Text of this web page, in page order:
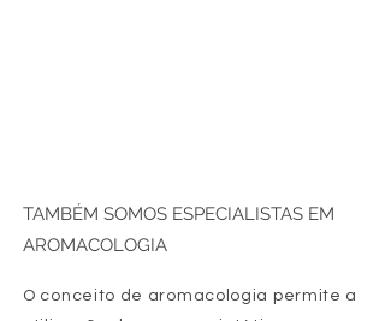
TAMBÉM SOMOS ESPECIALISTAS EM
AROMACOLOGIA
O conceito de aromacologia permite a